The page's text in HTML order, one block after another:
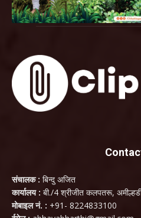
संचालक : बिन्दु अजित
कार्यालय : बी./4 श्रीजीत कलपतरू,
मोबाइल नं. : +91- 8224833100